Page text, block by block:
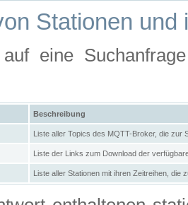
Stationen und
eine
Beschreibung
Liste aller Topics des MQTT-Broker, die zur
Liste der Links zum Download der
Liste aller Stationen mit ihren Zeitreihen, die